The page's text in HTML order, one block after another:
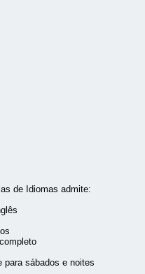
de Idiomas admite:
para sábados e noites